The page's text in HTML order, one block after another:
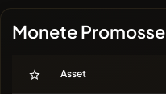
Monete Promosse
Asset